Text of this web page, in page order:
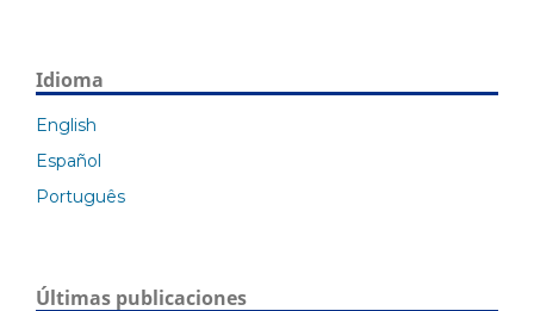
Idioma
English
Español
Português
Últimas publicaciones